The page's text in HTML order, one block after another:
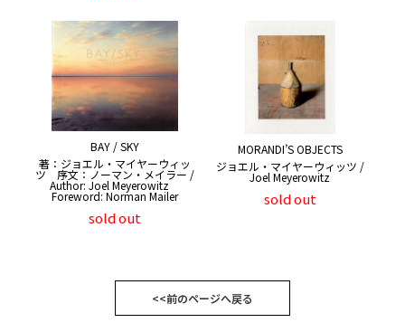
BAY / SKY
著：ジョエル・マイヤーウィッ
ツ 序文：ノーマン・メイラー /
Author: Joel Meyerowitz
Foreword: Norman Mailer
sold out
MORANDI’S OBJECTS
ジョエル・マイヤーウィッツ /
Joel Meyerowitz
sold out
<<前のページへ戻る